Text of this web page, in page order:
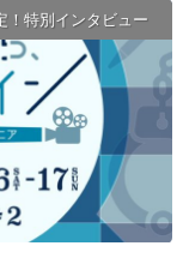
！特別インタビュー